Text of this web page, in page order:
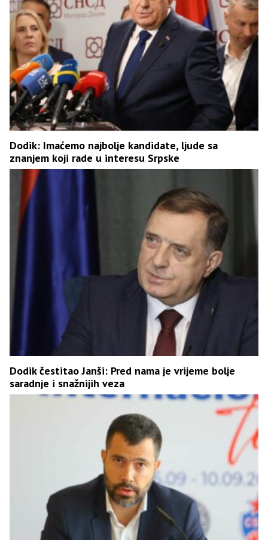
Dodik: Imaćemo najbolje kandidate, ljude sa
znanjem koji rade u interesu Srpske
Dodik čestitao Janši: Pred nama je vrijeme bolje
saradnje i snažnijih veza